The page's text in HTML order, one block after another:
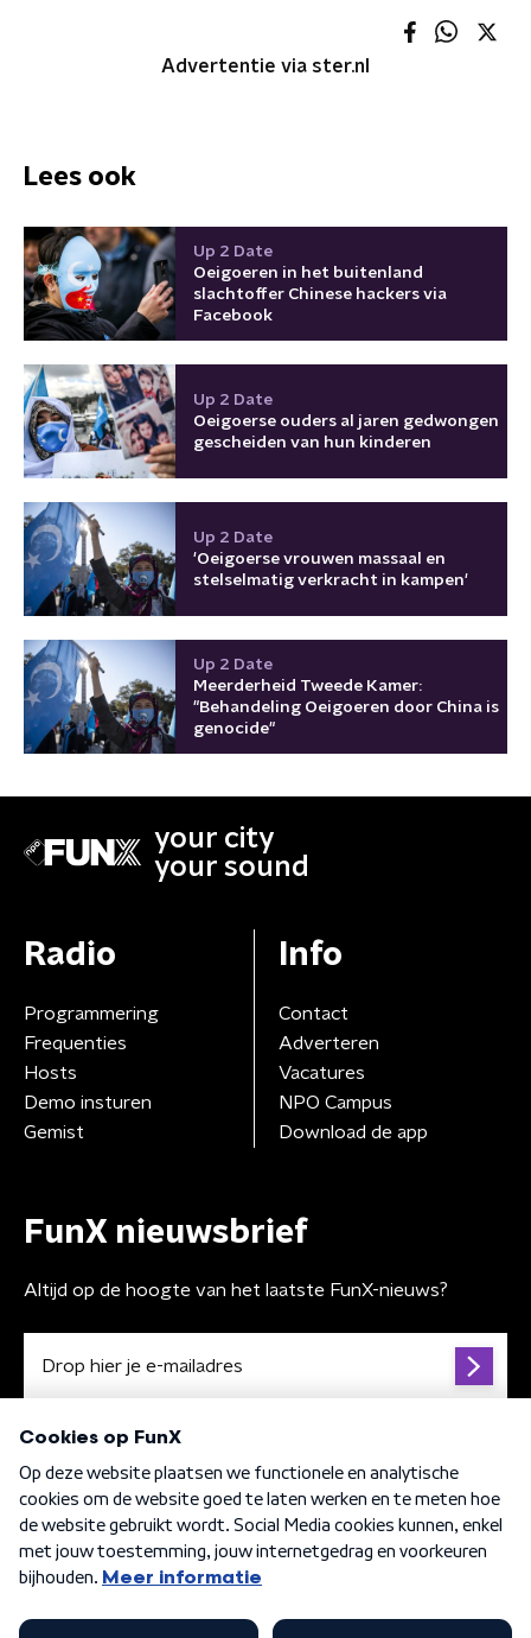
Advertentie via ster.nl
Lees ook
Up 2 Date
Oeigoeren in het buitenland
slachtoffer Chinese hackers via
Facebook
Up 2 Date
Oeigoerse ouders al jaren gedwongen
gescheiden van hun kinderen
Up 2 Date
'Oeigoerse vrouwen massaal en
stelselmatig verkracht in kampen'
Up 2 Date
Meerderheid Tweede Kamer:
"Behandeling Oeigoeren door China is
genocide"
your city
your sound
Radio
Programmering
Frequenties
Hosts
Demo insturen
Gemist
Info
Contact
Adverteren
Vacatures
NPO Campus
Download de app
FunX nieuwsbrief
Altijd op de hoogte van het laatste FunX-nieuws?
Algemene voorwaarden Privacybeleid